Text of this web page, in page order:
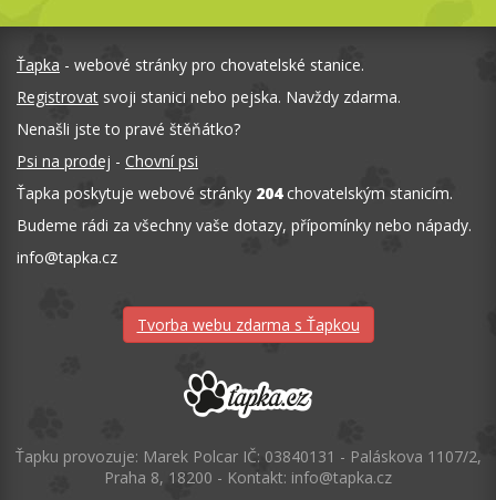
Ťapka - webové stránky pro chovatelské stanice.
Registrovat svoji stanici nebo pejska. Navždy zdarma.
Nenašli jste to pravé štěňátko?
Psi na prodej - Chovní psi
Ťapka poskytuje webové stránky 204chovatelským stanicím.
Budeme rádi za všechny vaše dotazy, přípomínky nebo nápady.
info@tapka.cz
Tvorba webu zdarma s Ťapkou
Ťapku provozuje: Marek Polcar IČ: 03840131 - Paláskova 1107/2,
Praha 8, 18200 - Kontakt: info@tapka.cz